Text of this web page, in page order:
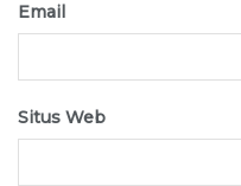
Email
Situs Web